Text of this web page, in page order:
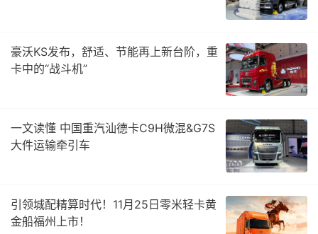
豪沃KS发布，舒适、节能再上新台阶，重
卡中的“战斗机”
一文读懂 中国重汽汕德卡C9H微混&G7S
大件运输牵引车
引领城配精算时代！11月25日零米轻卡黄
金船福州上市！